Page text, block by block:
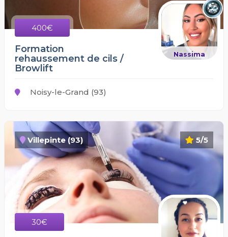
400€
Nassima
Formation
rehaussement de cils /
Browlift
Noisy-le-Grand (93)
5/5
Villepinte (93)
30€